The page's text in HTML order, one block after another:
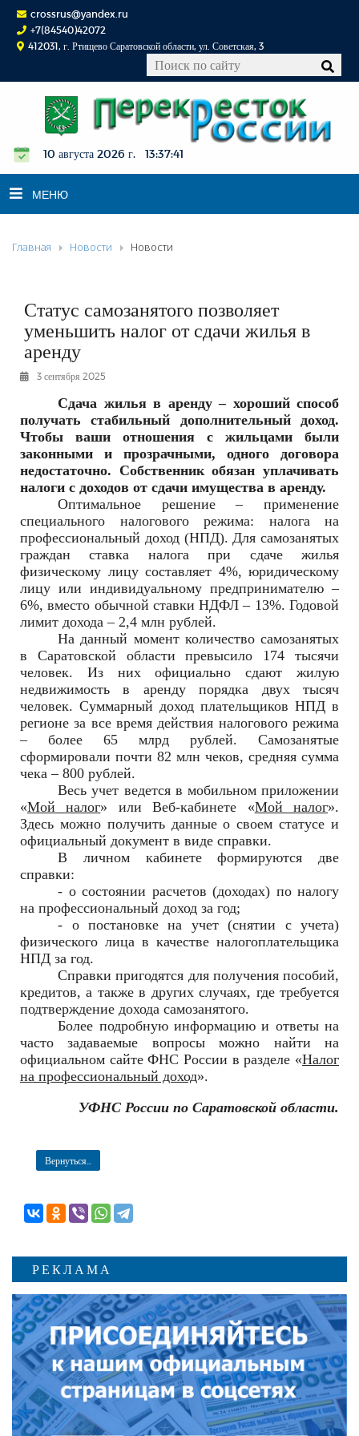
crossrus@yandex.ru
+7(84540)42072
412031, г. Ртищево Саратовской области, ул. Советская, 3
10 августа 2026 г. 13:37:42
МЕНЮ
НОВОСТИ
К СВЕДЕНИЮ
КОНКУРСЫ
ФОТОРЕПОРТАЖИ
РЕКЛАМОДАТЕЛЯМ
ОБЪЯВЛЕНИЯ
КОНТАКТЫ
Главная Новости Новости
Статус самозанятого позволяет
уменьшить налог от сдачи жилья в
аренду
3 сентября 2025
Сдача жилья в аренду – хороший способ
получать стабильный дополнительный доход.
Чтобы ваши отношения с жильцами были
законными и прозрачными, одного договора
недостаточно. Собственник обязан уплачивать
налоги с доходов от сдачи имущества в аренду.
Оптимальное решение – применение
специального налогового режима: налога на
профессиональный доход (НПД). Для самозанятых
граждан ставка налога при сдаче жилья
физическому лицу составляет 4%, юридическому
лицу или индивидуальному предпринимателю –
6%, вместо обычной ставки НДФЛ – 13%. Годовой
лимит дохода – 2,4 млн рублей.
На данный момент количество самозанятых
в Саратовской области превысило 174 тысячи
человек. Из них официально сдают жилую
недвижимость в аренду порядка двух тысяч
человек. Суммарный доход плательщиков НПД в
регионе за все время действия налогового режима
– более 65 млрд рублей. Самозанятые
сформировали почти 82 млн чеков, средняя сумма
чека – 800 рублей.
Весь учет ведется в мобильном приложении
«Мой налог» или Веб-кабинете «Мой налог».
Здесь можно получить данные о своем статусе и
официальный документ в виде справки.
В личном кабинете формируются две
справки:
- о состоянии расчетов (доходах) по налогу
на профессиональный доход за год;
- о постановке на учет (снятии с учета)
физического лица в качестве налогоплательщика
НПД за год.
Справки пригодятся для получения пособий,
кредитов, а также в других случаях, где требуется
подтверждение дохода самозанятого.
Более подробную информацию и ответы на
часто задаваемые вопросы можно найти на
официальном сайте ФНС России в разделе «Налог
на профессиональный доход».
УФНС России по Саратовской области.
Вернуться...
РЕКЛАМА